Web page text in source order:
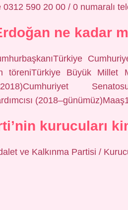
0312 590 20 00 / 0 numaralı
ne kadar
töreniTürkiye Büyük Millet
kurucuları
ve Kalkınma Partisi /